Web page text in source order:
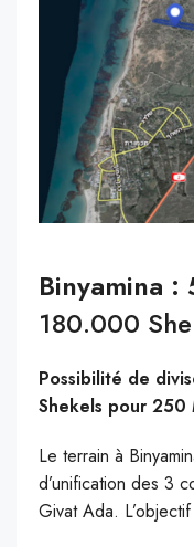
Binyamina
180.000
Possibilité de
Shekels pour 250
Le terrain à
d’unification des 3
Givat Ada.